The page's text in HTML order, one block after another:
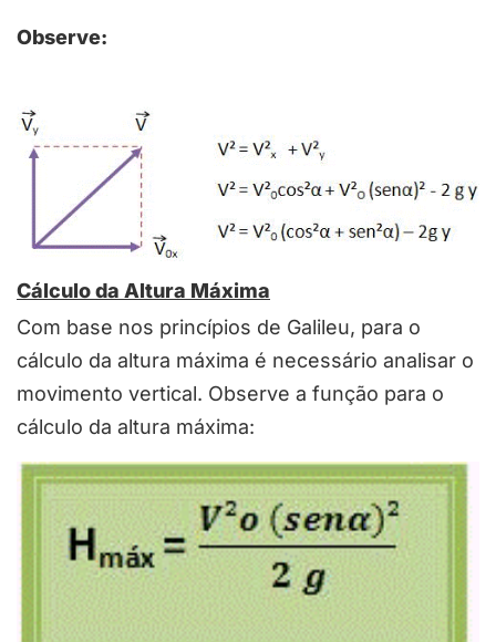
Observe:
Cálculo da Altura Máxima
Com base nos princípios de Galileu, para o
cálculo da altura máxima é necessário analisar o
movimento vertical. Observe a função para o
cálculo da altura máxima: